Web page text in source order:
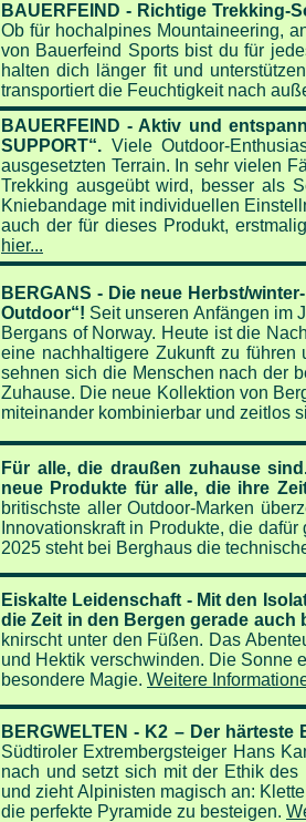
BAUERFEIND - Richtige
Ob für hochalpines Mountaineering,
von Bauerfeind Sports bist du für
halten dich länger fit und
transportiert die Feuchtigkeit nach
BAUERFEIND - Aktiv und
SUPPORT“. Viele Outdoor-
ausgesetzten Terrain. In sehr vielen
Trekking ausgeübt wird, besser als
Kniebandage mit individuellen
auch der für dieses Produkt,
hier...
BERGANS - Die neue Herbst/
Outdoor“! Seit unseren Anfängen im
Bergans of Norway. Heute ist die
eine nachhaltigere Zukunft zu
sehnen sich die Menschen nach der
Zuhause. Die neue Kollektion von
miteinander kombinierbar und zeitlos
Für alle, die draußen zuhause
neue Produkte für alle, die ihre
britischste aller Outdoor-Marken
Innovationskraft in Produkte, die
2025 steht bei Berghaus die
Eiskalte Leidenschaft - Mit den
die Zeit in den Bergen gerade
knirscht unter den Füßen. Das
und Hektik verschwinden. Die Sonne
besondere Magie. Weitere
BERGWELTEN - K2 – Der
Südtiroler Extrembergsteiger Hans
nach und setzt sich mit der Ethik
und zieht Alpinisten magisch an:
die perfekte Pyramide zu besteigen.